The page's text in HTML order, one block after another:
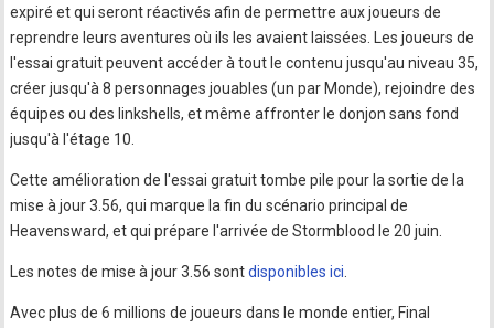
expiré et qui seront réactivés afin de permettre aux joueurs de
reprendre leurs aventures où ils les avaient laissées. Les joueurs de
l'essai gratuit peuvent accéder à tout le contenu jusqu'au niveau 35,
créer jusqu'à 8 personnages jouables (un par Monde), rejoindre des
équipes ou des linkshells, et même affronter le donjon sans fond
jusqu'à l'étage 10.
Cette amélioration de l'essai gratuit tombe pile pour la sortie de la
mise à jour 3.56, qui marque la fin du scénario principal de
Heavensward, et qui prépare l'arrivée de Stormblood le 20 juin.
Les notes de mise à jour 3.56 sontdisponibles ici
Avec plus de 6 millions de joueurs dans le monde entier, Final